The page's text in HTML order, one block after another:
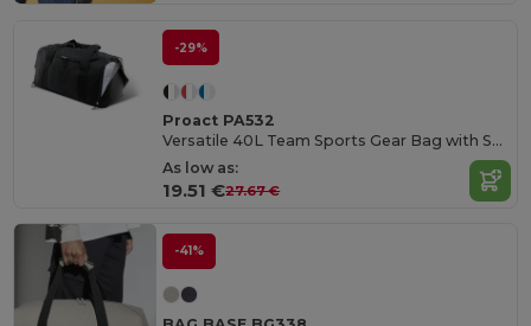
-29%
Proact PA532
Versatile 40L Team Sports Gear Bag with Shoe Compartment
As low as:
19.51 €27.67 €
-41%